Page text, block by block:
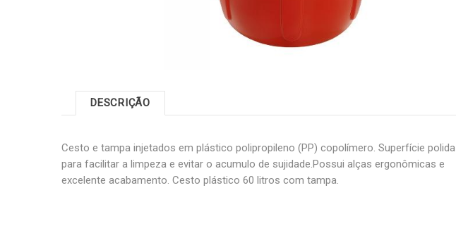
DESCRIÇÃO
Cesto e tampa injetados em plástico polipropileno (PP) copolímero. Superfície polida
para facilitar a limpeza e evitar o acumulo de sujidade.Possui alças ergonômicas e
excelente acabamento. Cesto plástico 60 litros com tampa.